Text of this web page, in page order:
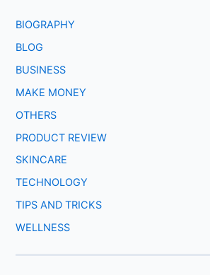
BIOGRAPHY
BLOG
BUSINESS
MAKE MONEY
OTHERS
PRODUCT REVIEW
SKINCARE
TECHNOLOGY
TIPS AND TRICKS
WELLNESS